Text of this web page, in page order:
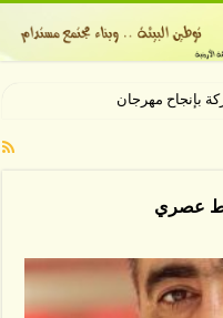
بإنجاح مهرجان جرش 40
عصري